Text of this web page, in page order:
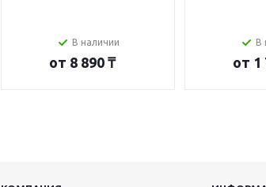
В наличии
от 8 890 ₸
В
от 1